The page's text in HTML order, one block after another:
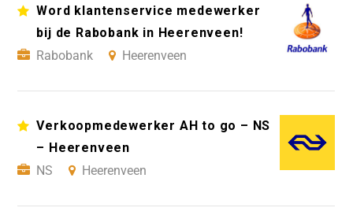
Word klantenservice medewerker
bij de Rabobank in Heerenveen!
Rabobank
Heerenveen
Verkoopmedewerker AH to go – NS
– Heerenveen
NS
Heerenveen